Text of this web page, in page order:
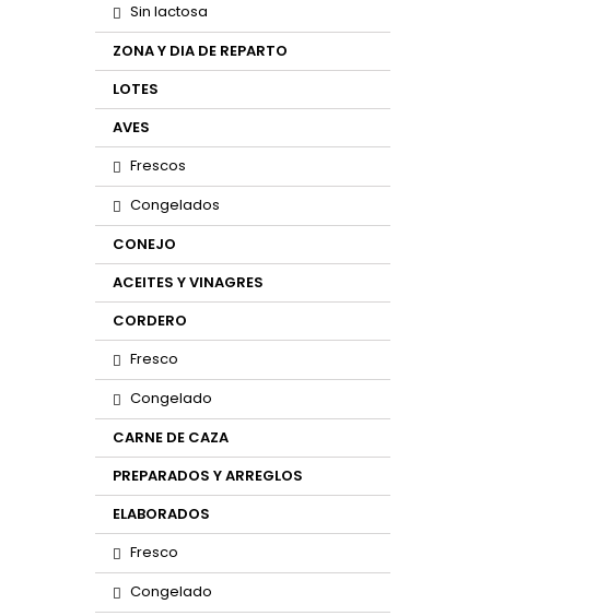
Sin lactosa
ZONA Y DIA DE REPARTO
LOTES
AVES
Frescos
Congelados
CONEJO
ACEITES Y VINAGRES
CORDERO
Fresco
Congelado
CARNE DE CAZA
PREPARADOS Y ARREGLOS
ELABORADOS
Fresco
Congelado